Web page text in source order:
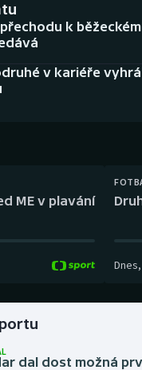
k
v kariéře
ME v plavání
Dnes,
dal dost možná